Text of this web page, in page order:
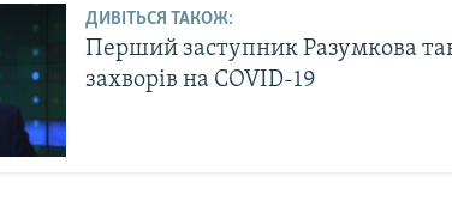
ДИВІТЬСЯ ТАКОЖ:
Перший заступник Разумкова
захворів на COVID-19